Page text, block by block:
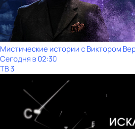
Мистические истории с Виктoром
Сегодня в 02:30
ТВ 3